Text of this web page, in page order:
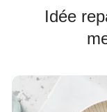
Idée